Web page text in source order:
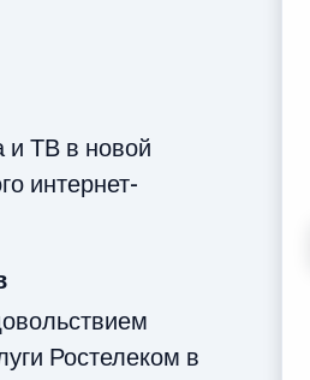
и ТВ в новой
интернет-
Ростелеком в